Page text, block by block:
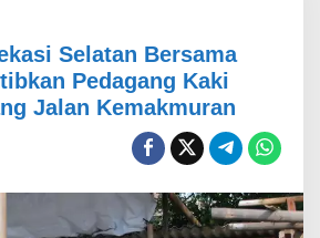
Selatan Bersama
Pedagang Kaki
Jalan Kemakmuran